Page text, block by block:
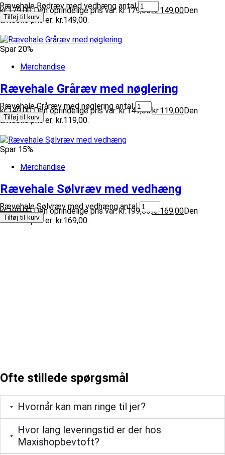
kr.179,00 Den oprindelige pris var: kr.179,00.kr.149,00Den
aktuelle pris er: kr.149,00.
Rævehale Rødræv med vedhæng antal
Tilføj til kurv
Spar 20%
Merchandise
Rævehale Gråræv med nøglering
kr.149,00 Den oprindelige pris var: kr.149,00.kr.119,00Den
aktuelle pris er: kr.119,00.
Rævehale Gråræv med nøglering antal
Tilføj til kurv
Spar 15%
Merchandise
Rævehale Sølvræv med vedhæng
kr.199,00 Den oprindelige pris var: kr.199,00.kr.169,00Den
aktuelle pris er: kr.169,00.
Rævehale Sølvræv med vedhæng antal
Tilføj til kurv
Ofte stillede spørgsmål
Hvornår kan man ringe til jer?
Hvor lang leveringstid er der hos
Maxishopbevtoft?